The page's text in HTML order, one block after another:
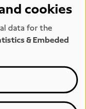
cookies
data for the
& Embeded